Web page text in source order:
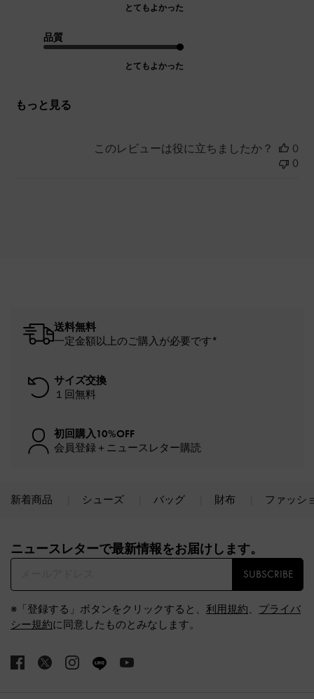
とてもよかった
品質
とてもよかった
もっと見る
このレビューは役に立ちましたか？
0
0
送料無料
一定金額以上のご購入が必要です*
サイズ交換
１回無料
初回購入10%OFF
会員登録＋ニュースレター購読
新着商品 シューズ バッグ 財布 ファッシ
ニュースレターで最新情報をお届けします。​
SUBSCRIBE
※「登録する」ボタンをクリックすると、 利用規約、 プライバ
シー規約に同意したものとみなします。